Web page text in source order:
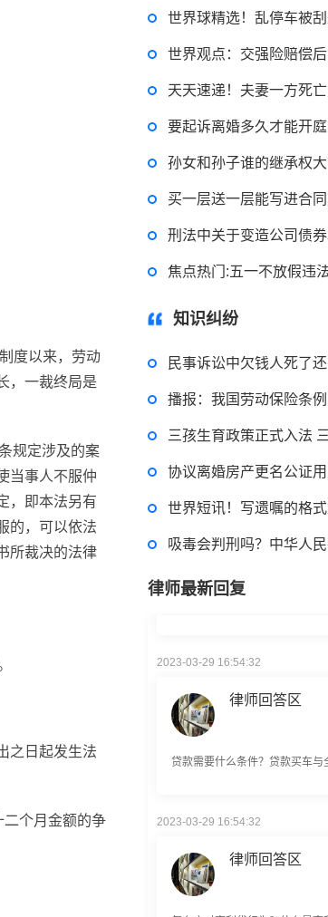
度以来，劳动
，一裁终局是
规定涉及的案
当事人不服仲
，即本法另有
的，可以依法
所裁决的法律
之日起发生法
二个月金额的争
世界球精选！乱停车被刮是谁的责
世界观点：交强险赔偿后第二年上浮多少
天天速递！夫妻一方死亡第一继承人是谁？
要起诉离婚多久才能开庭？起诉不判
孙女和孙子谁的继承权大？胎儿
买一层送一层能写进合同吗？合
刑法中关于变造公司债券罪的量刑规定是什
焦点热门:五一不放假违法吗？全国年节
知识纠纷
民事诉讼中欠钱人死了还有效吗
播报：我国劳动保险条例内容是什么
三孩生育政策正式入法 三孩政策的内容是
协议离婚房产更名公证用双方到场吗？因丈夫出轨分
世界短讯！写遗嘱的格式是怎
吸毒会判刑吗？中华人民共和国治安管理处
律师最新回复
2023-03-29 16:54:32
2023-03-29 16:54:32
律师回答区
律师回答区
律师回答区